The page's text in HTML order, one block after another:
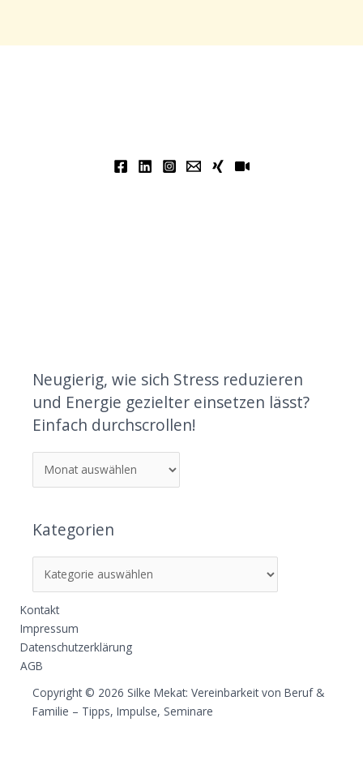
Neugierig, wie sich Stress reduzieren
und Energie gezielter einsetzen lässt?
Einfach durchscrollen!
Kategorien
Kontakt
Impressum
Datenschutzerklärung
AGB
Copyright © 2026 Silke Mekat: Vereinbarkeit von Beruf &
Familie – Tipps, Impulse, Seminare